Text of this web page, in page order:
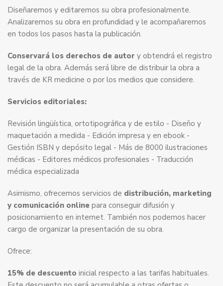
Diseñaremos y editaremos su obra profesionalmente.
Analizaremos su obra en profundidad y le acompañaremos
en todos los pasos hasta la publicación.
Conservará los derechos de autor y obtendrá el registro
legal de la obra. Además será libre de distribuir la obra a
través de KR medicine o por los medios que considere.
Servicios editoriales:
Revisión lingüística, ortotipográfica y de estilo - Diseño y
maquetación a medida - Edición impresa y en ebook -
Gestión ISBN y depósito legal - Más de 8000 ilustraciones
médicas - Editores médicos profesionales - Traducción
médica especializada
Asimismo, ofrecemos servicios de distribución, marketing
y comunicación online para conseguir difusión y
posicionamiento en internet. También nos podemos hacer
cargo de organizar la presentación de su obra.
Ofrece:
15% de descuento inicial respecto a las tarifas habituales.